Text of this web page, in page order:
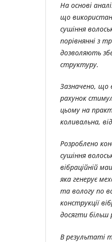
На основі
що
сушіння
порівнянні з
дозволяють
структуру.
Зазначено, що
рахунок
цьому на
коливальна,
Розроблено
сушіння
вібраційній
яка генерує
та вологу по
конструкції
досягти більш
В результаті